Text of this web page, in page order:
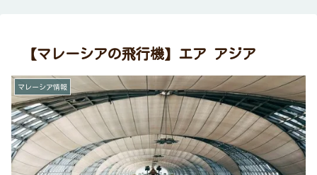
【マレーシアの飛行機】エア アジア
マレーシア情報